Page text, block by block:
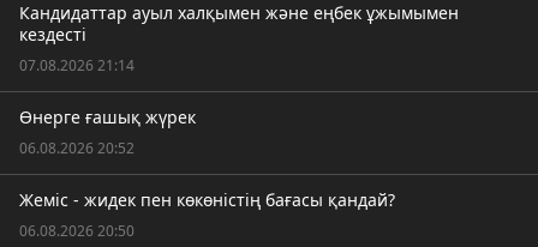
Кандидаттар ауыл халқымен және еңбек ұжымымен
кездесті
07.08.2026 21:14
Өнерге ғашық жүрек
06.08.2026 20:52
Жеміс - жидек пен көкөністің бағасы қандай?
06.08.2026 20:50